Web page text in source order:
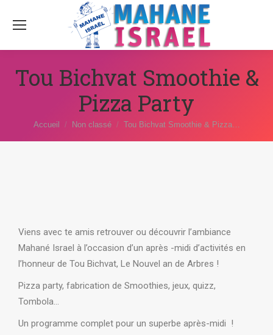
Tou Bichvat Smoothie &
Pizza Party
Vous êtes ici :
Accueil Non classé Tou Bichvat Smoothie & Pizza…
Viens avec te amis retrouver ou découvrir l’ambiance
Mahané Israel à l’occasion d’un après -midi d’activités en
l’honneur de Tou Bichvat, Le Nouvel an de Arbres !
Pizza party, fabrication de Smoothies, jeux, quizz,
Tombola…
Un programme complet pour un superbe après-midi !